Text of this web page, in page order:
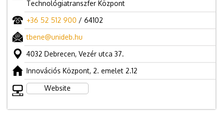
Technológiatranszfer Központ
+36 52 512 900 / 64102
tbene@unideb.hu
4032 Debrecen, Vezér utca 37.
Innovációs Központ, 2. emelet 2.12
Website